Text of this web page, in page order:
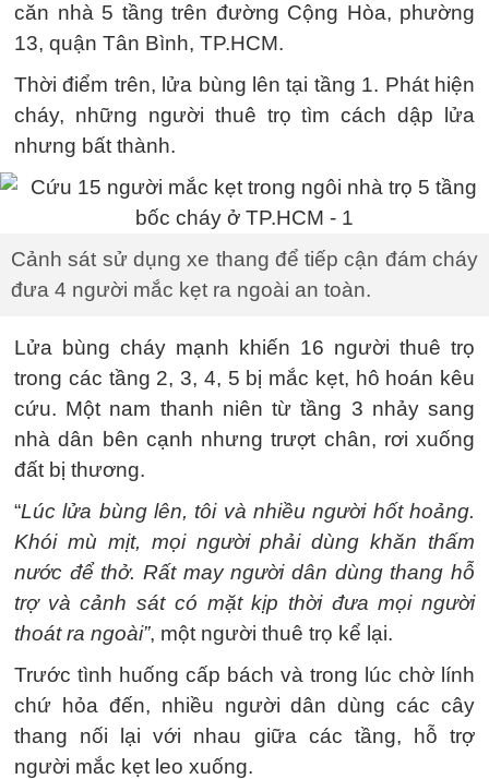
căn nhà 5 tầng trên đường Cộng Hòa, phường
13, quận Tân Bình, TP.HCM.
Thời điểm trên, lửa bùng lên tại tầng 1. Phát hiện
cháy, những người thuê trọ tìm cách dập lửa
nhưng bất thành.
Cảnh sát sử dụng xe thang để tiếp cận đám cháy
đưa 4 người mắc kẹt ra ngoài an toàn.
Lửa bùng cháy mạnh khiến 16 người thuê trọ
trong các tầng 2, 3, 4, 5 bị mắc kẹt, hô hoán kêu
cứu. Một nam thanh niên từ tầng 3 nhảy sang
nhà dân bên cạnh nhưng trượt chân, rơi xuống
đất bị thương.
“Lúc lửa bùng lên, tôi và nhiều người hốt hoảng.
Khói mù mịt, mọi người phải dùng khăn thấm
nước để thở. Rất may người dân dùng thang hỗ
trợ và cảnh sát có mặt kịp thời đưa mọi người
thoát ra ngoài”, một người thuê trọ kể lại.
Trước tình huống cấp bách và trong lúc chờ lính
chứ hỏa đến, nhiều người dân dùng các cây
thang nối lại với nhau giữa các tầng, hỗ trợ
người mắc kẹt leo xuống.